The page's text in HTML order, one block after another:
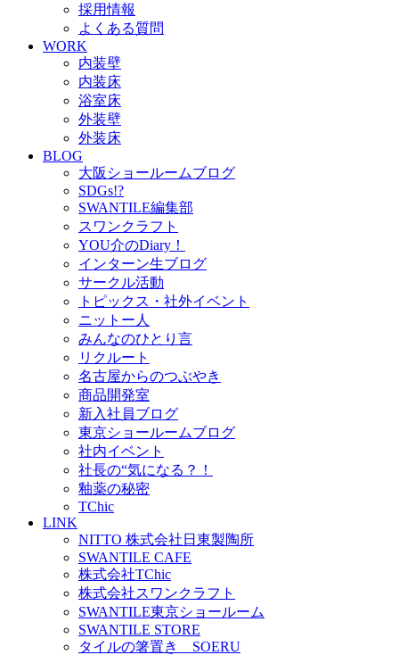
採用情報
よくある質問
WORK
内装壁
内装床
浴室床
外装壁
外装床
BLOG
大阪ショールームブログ
SDGs!?
SWANTILE編集部
スワンクラフト
YOU介のDiary！
インターン生ブログ
サークル活動
トピックス・社外イベント
ニットー人
みんなのひとり言
リクルート
名古屋からのつぶやき
商品開発室
新入社員ブログ
東京ショールームブログ
社内イベント
社長の“気になる？！
釉薬の秘密
TChic
LINK
NITTO 株式会社日東製陶所
SWANTILE CAFE
株式会社TChic
株式会社スワンクラフト
SWANTILE東京ショールーム
SWANTILE STORE
タイルの箸置き SOERU